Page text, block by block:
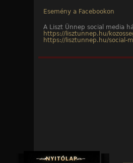
Esemény a Facebookon
A Liszt Ünnep social media
https://lisztunnep.hu/
https://lisztunnep.hu/social-